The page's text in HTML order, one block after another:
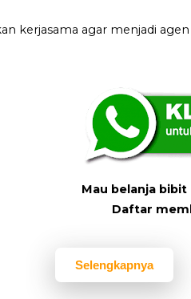
kerjasama agar menjadi
Mau belanja
Daftar
Selengkapnya